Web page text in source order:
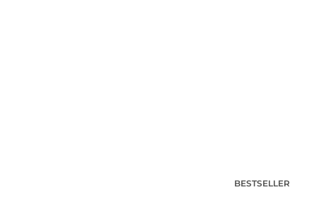
BESTSELLER